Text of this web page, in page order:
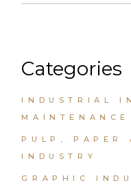
Categories
INDUSTRIAL
MAINTENANCE
PULP, PAPER
INDUSTRY
GRAPHIC